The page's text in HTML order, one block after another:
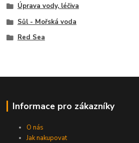
Úprava vody, léčiva
Sůl - Mořská voda
Red Sea
Informace pro zákazníky
O nás
Jak nakupovat